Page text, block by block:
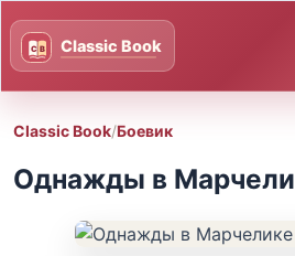
Classic Book/Боевик
Однажды в